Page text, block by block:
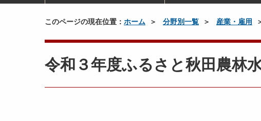
このページの現在位置： ホーム 分野別一覧 産業・雇用
令和３年度ふるさと秋田農林